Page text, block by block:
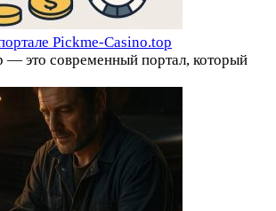
Pickme-Casino.top
— это современный портал, который